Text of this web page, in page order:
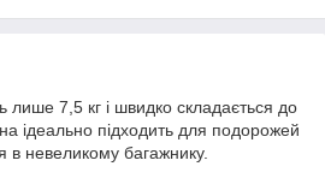
лише 7,5 кг і швидко складається до
ідеально підходить для подорожей
в невеликому багажнику.